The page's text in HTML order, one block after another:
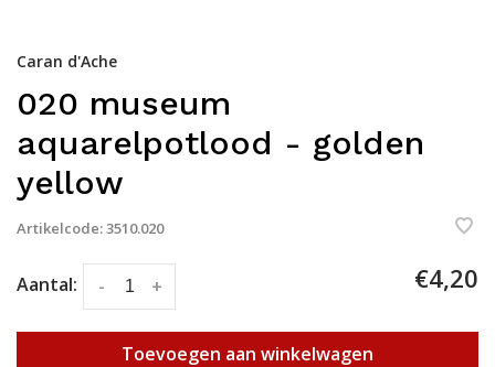
Caran d'Ache
020 museum
aquarelpotlood - golden
yellow
Artikelcode:3510.020
Aantal: +
- €4,20
Toevoegen aan winkelwagen